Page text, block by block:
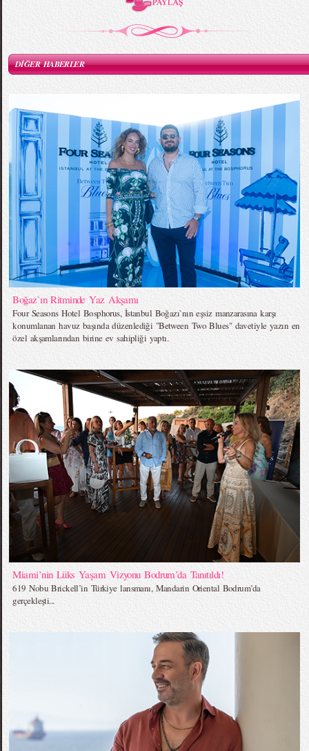
DİĞER HABERLER
Boğaz`ın Ritminde Yaz Akşamı
Four Seasons Hotel Bosphorus, İstanbul Boğazı`nın eşsiz manzarasına karşı
konumlanan havuz başında düzenlediği "Between Two Blues" davetiyle yazın en
özel akşamlarından birine ev sahipliği yaptı.
Miami’nin Lüks Yaşam Vizyonu Bodrum’da Tanıtıldı!
619 Nobu Brickell’in Türkiye lansmanı, Mandarin Oriental Bodrum’da
gerçekleşti...